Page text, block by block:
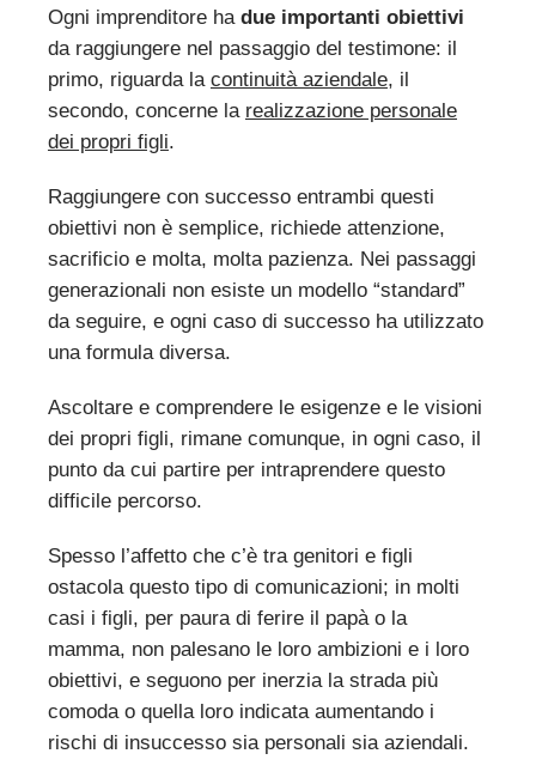
Ogni imprenditore ha due importanti obiettivi
da raggiungere nel passaggio del testimone: il
primo, riguarda la continuità aziendale, il
secondo, concerne la realizzazione personale
dei propri figli.
Raggiungere con successo entrambi questi
obiettivi non è semplice, richiede attenzione,
sacrificio e molta, molta pazienza. Nei passaggi
generazionali non esiste un modello “standard”
da seguire, e ogni caso di successo ha utilizzato
una formula diversa.
Ascoltare e comprendere le esigenze e le visioni
dei propri figli, rimane comunque, in ogni caso, il
punto da cui partire per intraprendere questo
difficile percorso.
Spesso l’affetto che c’è tra genitori e figli
ostacola questo tipo di comunicazioni; in molti
casi i figli, per paura di ferire il papà o la
mamma, non palesano le loro ambizioni e i loro
obiettivi, e seguono per inerzia la strada più
comoda o quella loro indicata aumentando i
rischi di insuccesso sia personali sia aziendali.